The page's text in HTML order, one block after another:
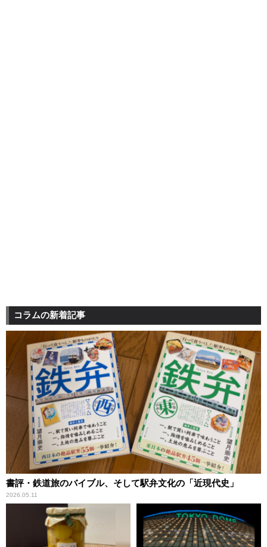
コラムの新着記事
書評・鉄道旅のバイブル、そして駅弁文化の「近現代史」
2026.05.11